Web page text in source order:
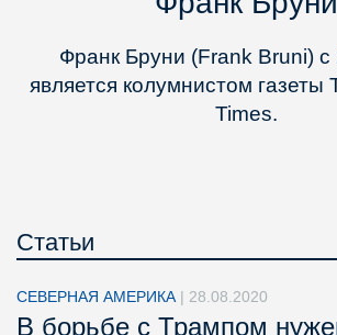
Франк Бруни (Frank Bruni) с
является колумнистом газеты
Times.
Статьи
СЕВЕРНАЯ АМЕРИКА | 28.08.2020
В борьбе с Трампом